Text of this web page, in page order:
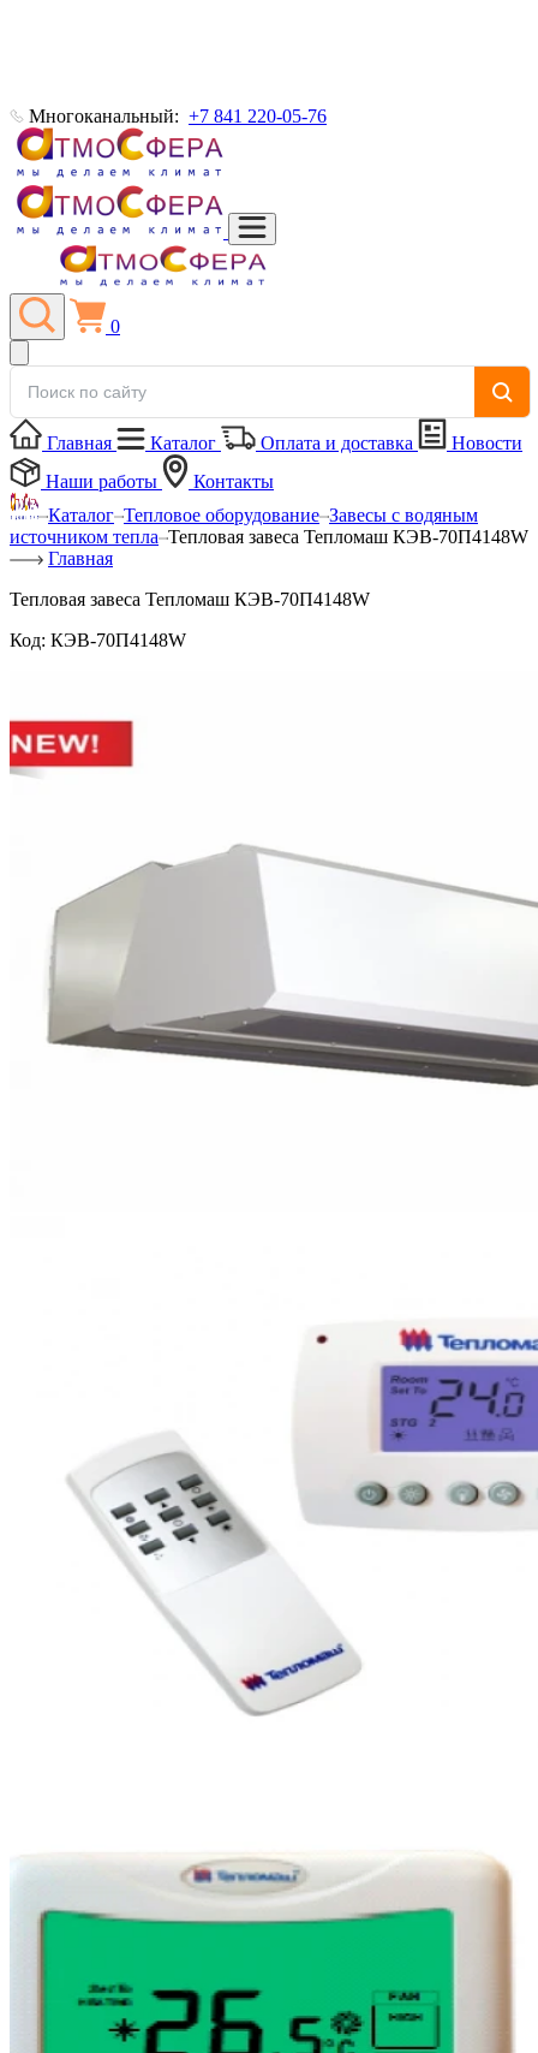
Многоканальный: +7 841 220-05-76
0
Главная Каталог Оплата и доставка
Новости
Наши работы
Контакты
Каталог Тепловое оборудование Завесы с водяным
источником тепла Тепловая завеса Тепломаш КЭВ-70П4148W
Главная
Тепловая завеса Тепломаш КЭВ-70П4148W
Код: КЭВ-70П4148W